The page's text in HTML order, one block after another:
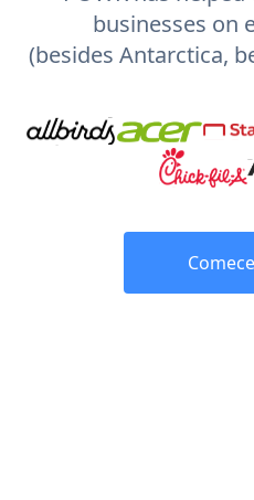
businesses on
(besides Antarctica,